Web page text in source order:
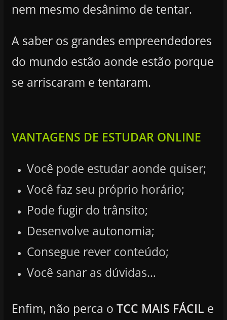
nem mesmo desânimo de tentar.
A saber os grandes empreendedores
do mundo estão aonde estão porque
se arriscaram e tentaram.
VANTAGENS DE ESTUDAR ONLINE
Você pode estudar aonde quiser;
Você faz seu próprio horário;
Pode fugir do trânsito;
Desenvolve autonomia;
Consegue rever conteúdo;
Você sanar as dúvidas…
Enfim, não perca o TCC MAIS FÁCIL e